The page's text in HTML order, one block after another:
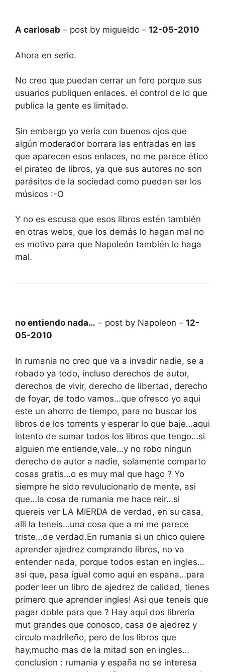
A carlosab – post by migueldc – 12-05-2010
Ahora en serio.
No creo que puedan cerrar un foro porque sus
usuarios publiquen enlaces. el control de lo que
publica la gente es limitado.
Sin embargo yo vería con buenos ojos que
algún moderador borrara las entradas en las
que aparecen esos enlaces, no me parece ético
el pirateo de libros, ya que sus autores no son
parásitos de la sociedad como puedan ser los
músicos :-O
Y no es escusa que esos libros estén también
en otras webs, que los demás lo hagan mal no
es motivo para que Napoleón también lo haga
mal.
no entiendo nada… – post by Napoleon – 12-
05-2010
In rumania no creo que va a invadir nadie, se a
robado ya todo, incluso derechos de autor,
derechos de vivir, derecho de libertad, derecho
de foyar, de todo vamos…que ofresco yo aqui
este un ahorro de tiempo, para no buscar los
libros de los torrents y esperar lo que baje…aqui
intento de sumar todos los libros que tengo…si
alguien me entiende,vale…y no robo ningun
derecho de autor a nadie, solamente comparto
cosas gratis…o es muy mal que hago ? Yo
siempre he sido revulucionario de mente, asi
que…la cosa de rumania me hace reir…si
quereis ver LA MIERDA de verdad, en su casa,
alli la teneis…una cosa que a mi me parece
triste…de verdad.En rumania si un chico quiere
aprender ajedrez comprando libros, no va
entender nada, porque todos estan en ingles…
asi que, pasa igual como aqui en espana…para
poder leer un libro de ajedrez de calidad, tienes
primero que aprender ingles! Asi que teneis que
pagar doble para que ? Hay aqui dos libreria
mut grandes que conosco, casa de ajedrez y
circulo madrileño, pero de los libros que
hay,mucho mas de la mitad son en ingles…
conclusion : rumania y españa no se interesa